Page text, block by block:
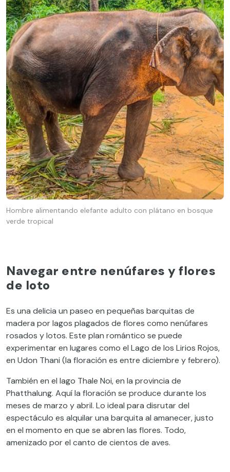
Hombre alimentando elefante adulto con plátano en bosque
verde tropical
Navegar entre nenúfares y flores
de loto
Es una delicia un paseo en pequeñas barquitas de
madera por lagos plagados de flores como nenúfares
rosados y lotos. Este plan romántico se puede
experimentar en lugares como el Lago de los Lirios Rojos,
en Udon Thani (la floración es entre diciembre y febrero).
También en el lago Thale Noi, en la provincia de
Phatthalung. Aquí la floración se produce durante los
meses de marzo y abril. Lo ideal para disrutar del
espectáculo es alquilar una barquita al amanecer, justo
en el momento en que se abren las flores. Todo,
amenizado por el canto de cientos de aves.